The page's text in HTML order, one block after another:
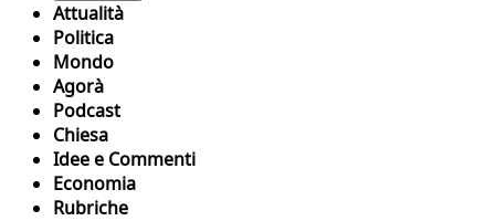
Attualità
Politica
Mondo
Agorà
Podcast
Chiesa
Idee e Commenti
Economia
Rubriche